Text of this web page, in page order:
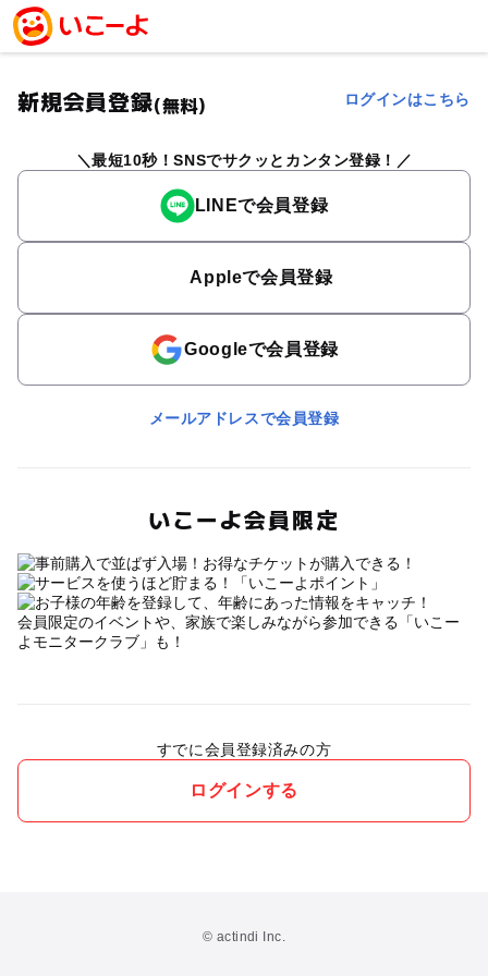
新規会員登録(無料) ログインはこちら
最短10秒！SNSでサクッとカンタン登録！
LINEで会員登録
Appleで会員登録
Googleで会員登録
メールアドレスで会員登録
いこーよ会員限定
会員限定のイベントや、家族で楽しみながら参加できる「いこー
よモニタークラブ」も！
すでに会員登録済みの方
ログインする
© actindi Inc.